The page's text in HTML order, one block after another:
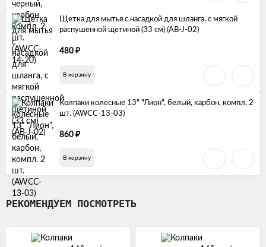
Щетка для мытья с насадкой для шланга, с мягкой
распушенной щетиной (33 см) (AB-J-02)
480 ₽
В корзину
Колпаки колесные 13" "Лион", белый, карбон, компл. 2
шт. (AWCC-13-03)
860 ₽
В корзину
РЕКОМЕНДУЕМ ПОСМОТРЕТЬ